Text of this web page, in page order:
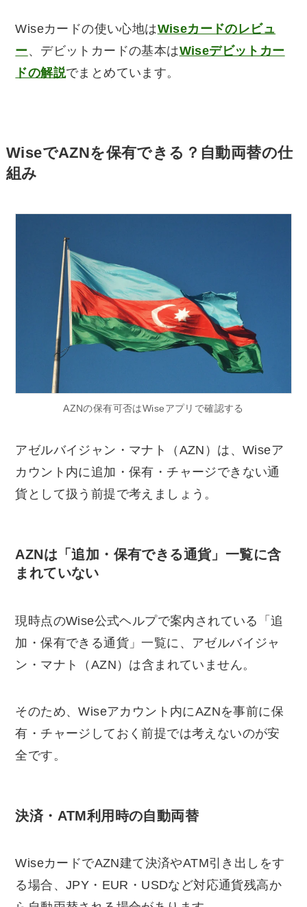
Wiseカードの使い心地はWiseカードのレビュ
ー、デビットカードの基本はWiseデビットカー
ドの解説でまとめています。
WiseでAZNを保有できる？自動両替の仕
組み
AZNの保有可否はWiseアプリで確認する
アゼルバイジャン・マナト（AZN）は、Wiseア
カウント内に追加・保有・チャージできない通
貨として扱う前提で考えましょう。
AZNは「追加・保有できる通貨」一覧に含
まれていない
現時点のWise公式ヘルプで案内されている「追
加・保有できる通貨」一覧に、アゼルバイジャ
ン・マナト（AZN）は含まれていません。
そのため、Wiseアカウント内にAZNを事前に保
有・チャージしておく前提では考えないのが安
全です。
決済・ATM利用時の自動両替
WiseカードでAZN建て決済やATM引き出しをす
る場合、JPY・EUR・USDなど対応通貨残高か